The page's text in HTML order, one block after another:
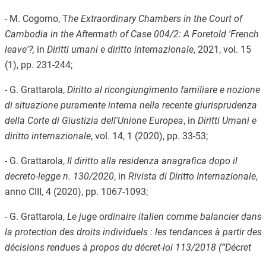
- M. Cogorno, The Extraordinary Chambers in the Court of
Cambodia in the Aftermath of Case 004/2: A Foretold 'French
leave'?, in Diritti umani e diritto internazionale, 2021, vol. 15
(1), pp. 231-244;
- G. Grattarola, Diritto al ricongiungimento familiare e nozione
di situazione puramente interna nella recente giurisprudenza
della Corte di Giustizia dell'Unione Europea, in Diritti Umani e
diritto internazionale, vol. 14, 1 (2020), pp. 33-53;
- G. Grattarola, Il diritto alla residenza anagrafica dopo il
decreto-legge n. 130/2020, in Rivista di Diritto Internazionale,
anno CIII, 4 (2020), pp. 1067-1093;
- G. Grattarola, Le juge ordinaire italien comme balancier dans
la protection des droits individuels : les tendances à partir des
décisions rendues à propos du décret-loi 113/2018 (“Décret